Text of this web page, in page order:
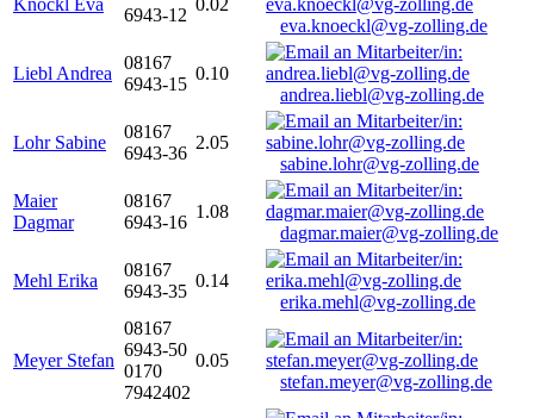
Knöckl Eva
6943-12
0.02
eva.knoeckl@vg-zolling.de
Liebl Andrea
08167
6943-15
0.10
andrea.liebl@vg-zolling.de
Lohr Sabine
08167
6943-36
2.05
sabine.lohr@vg-zolling.de
Maier
Dagmar
08167
6943-16
1.08
dagmar.maier@vg-zolling.de
Mehl Erika
08167
6943-35
0.14
erika.mehl@vg-zolling.de
Meyer Stefan
08167
6943-50
0170
7942402
0.05
stefan.meyer@vg-zolling.de